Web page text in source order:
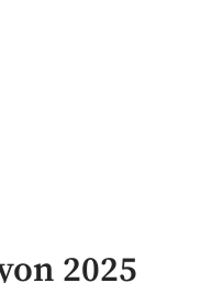
2025